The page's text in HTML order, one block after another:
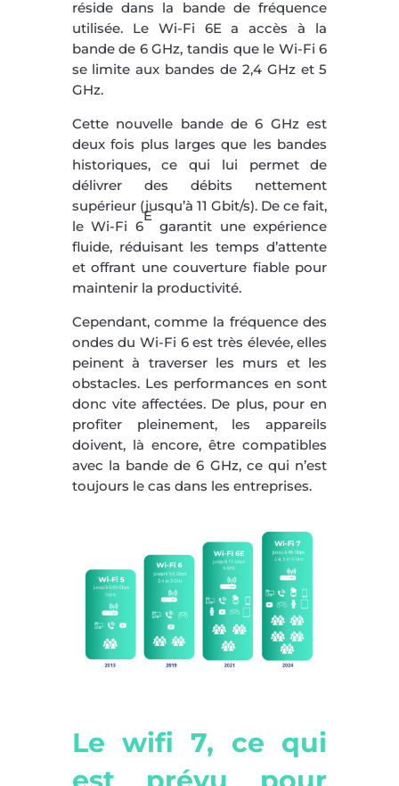
réside dans la bande de fréquence
utilisée. Le Wi-Fi 6E a accès à la
bande de 6 GHz, tandis que le Wi-Fi 6
se limite aux bandes de 2,4 GHz et 5
GHz.
Cette nouvelle bande de 6 GHz est
deux fois plus larges que les bandes
historiques, ce qui lui permet de
délivrer des débits nettement
supérieur (jusqu’à 11 Gbit/s). De ce fait,
le Wi-Fi 6
E
garantit une expérience
fluide, réduisant les temps d’attente
et offrant une couverture fiable pour
maintenir la productivité.
Cependant, comme la fréquence des
ondes du Wi-Fi 6 est très élevée, elles
peinent à traverser les murs et les
obstacles. Les performances en sont
donc vite affectées. De plus, pour en
profiter pleinement, les appareils
doivent, là encore, être compatibles
avec la bande de 6 GHz, ce qui n’est
toujours le cas dans les entreprises.
Le wifi 7, ce qui